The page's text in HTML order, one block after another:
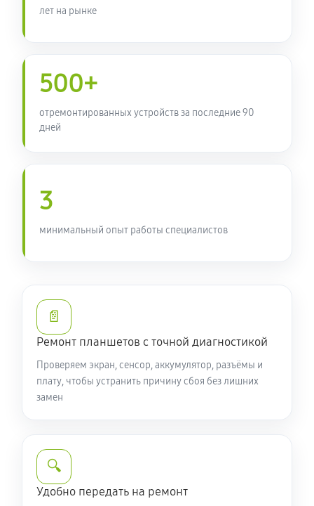
лет на рынке
500+
отремонтированных устройств за последние 90
дней
3
минимальный опыт работы специалистов
📄
Ремонт планшетов с точной диагностикой
Проверяем экран, сенсор, аккумулятор, разъёмы и
плату, чтобы устранить причину сбоя без лишних
замен
🔍
Удобно передать на ремонт